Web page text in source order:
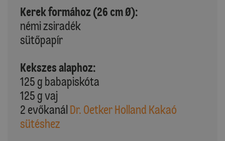
Kerek formához (26 cm Ø):
némi zsiradék
sütőpapír
Kekszes alaphoz:
125 g babapiskóta
125 g vaj
2 evőkanálDr. Oetker Holland Kakaó
sütéshez